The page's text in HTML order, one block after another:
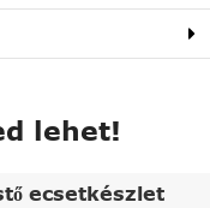
lehet!
ecsetkészlet